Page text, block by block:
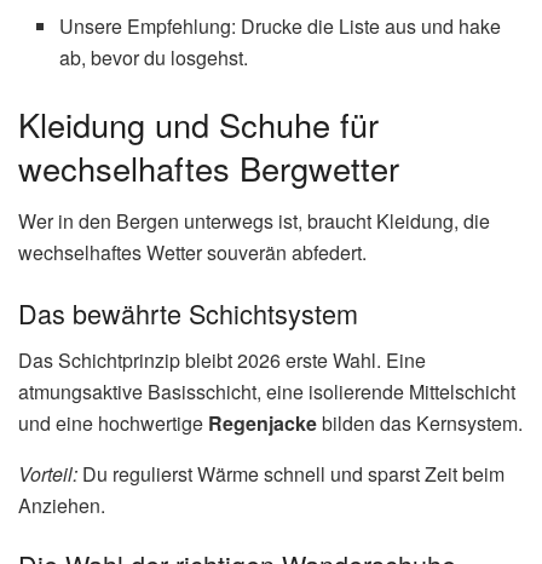
Unsere Empfehlung: Drucke die Liste aus und hake
ab, bevor du losgehst.
Kleidung und Schuhe für
wechselhaftes Bergwetter
Wer in den Bergen unterwegs ist, braucht Kleidung, die
wechselhaftes Wetter souverän abfedert.
Das bewährte Schichtsystem
Das Schichtprinzip bleibt 2026 erste Wahl. Eine
atmungsaktive Basisschicht, eine isolierende Mittelschicht
und eine hochwertige Regenjackebilden das Kernsystem.
Vorteil: Du regulierst Wärme schnell und sparst Zeit beim
Anziehen.